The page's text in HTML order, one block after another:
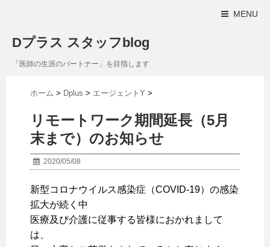
MENU
Dプラス スタッフblog
「医師の生涯のパートナー」を目指します
ホーム > Dplus > エージェントY >
リモートワーク期間延長（5月
末まで）のお知らせ
2020/05/08
新型コロナウイルス感染症（COVID-19）の感染
拡大が続く中
医療及び介護に従事する皆様におかれまして
は、